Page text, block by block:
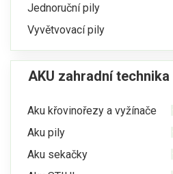
Jednoruční pily
Vyvětvovací pily
AKU zahradní technika
Aku křovinořezy a vyžínače
Aku pily
Aku sekačky